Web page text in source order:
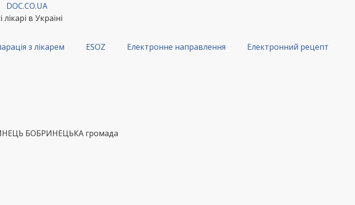
DOC.CO.UA
лікарі в Україні
з лікарем ESOZ Електронне направлення Електронний рецепт
БОБРИНЕЦЬКА громада